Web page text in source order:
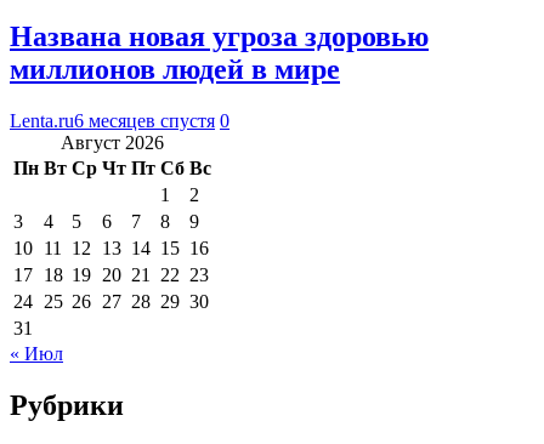
Названа новая угроза здоровью
миллионов людей в мире
Lenta.ru6 месяцев спустя 0
Август 2026
Пн Вт Ср Чт Пт Сб Вс
1
2
3
4 5 6 7 8
9
10 11 12 13 14 15 16
17 18 19 20 21 22 23
24 25 26 27 28 29 30
31
« Июл
Рубрики